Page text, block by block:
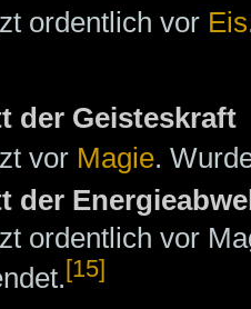
ordentlich vor Eis
der Geisteskraft
vor Magie.
der
ordentlich vor
[15]